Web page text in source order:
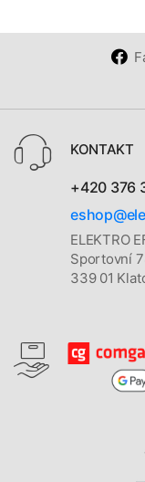
KONTAKT
+420 376
ELEKTRO
Sportovní
339 01